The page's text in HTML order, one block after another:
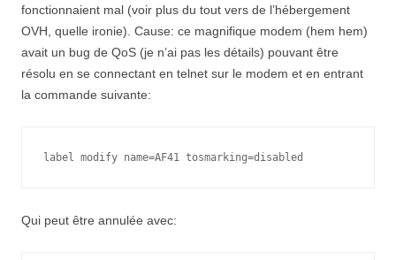
fonctionnaient mal (voir plus du tout vers de l’hébergement
OVH, quelle ironie). Cause: ce magnifique modem (hem hem)
avait un bug de QoS (je n’ai pas les détails) pouvant être
résolu en se connectant en telnet sur le modem et en entrant
la commande suivante:
label modify name=AF41 tosmarking=disabled
Qui peut être annulée avec: